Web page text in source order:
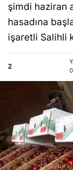
şimdi haziran
hasadına
işaretli Salihli
2